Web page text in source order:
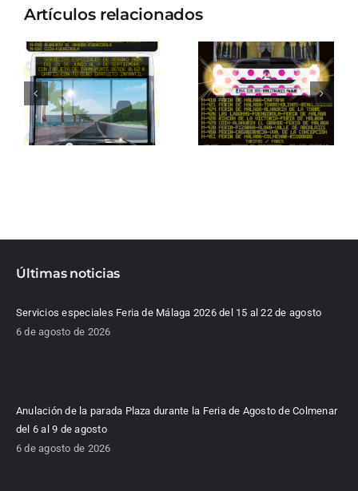
Artículos relacionados
Últimas noticias
Servicios especiales Feria de Málaga 2026 del 15 al 22 de agosto
6 de agosto de 2026
Anulación de la parada Plaza durante la Feria de Agosto de Colmenar
del 6 al 9 de agosto
6 de agosto de 2026